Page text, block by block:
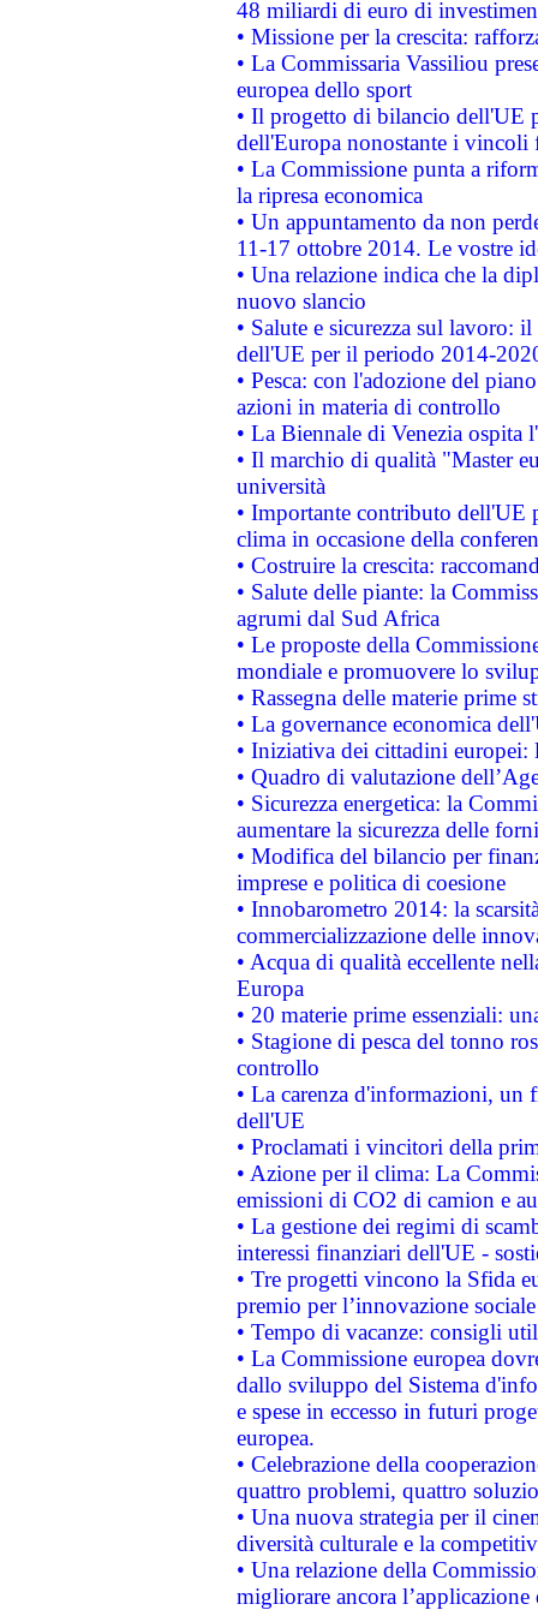
48 miliardi di euro di
• Missione per la crescita:
• La Commissaria Vassiliou
europea dello sport
• Il progetto di bilancio dell'UE
dell'Europa nonostante i vincoli
• La Commissione punta a
la ripresa economica
• Un appuntamento da non
11-17 ottobre 2014. Le vostre
• Una relazione indica che la
nuovo slancio
• Salute e sicurezza sul lavoro:
dell'UE per il periodo 2014-
• Pesca: con l'adozione del
azioni in materia di controllo
• La Biennale di Venezia ospita
• Il marchio di qualità "Master
università
• Importante contributo dell'UE
clima in occasione della
• Costruire la crescita:
• Salute delle piante: la
agrumi dal Sud Africa
• Le proposte della
mondiale e promuovere lo
• Rassegna delle materie prime
• La governance economica
• Iniziativa dei cittadini
• Quadro di valutazione
• Sicurezza energetica: la
aumentare la sicurezza delle
• Modifica del bilancio per
imprese e politica di coesione
• Innobarometro 2014: la
commercializzazione delle
• Acqua di qualità eccellente
Europa
• 20 materie prime essenziali:
• Stagione di pesca del tonno
controllo
• La carenza d'informazioni, un
dell'UE
• Proclamati i vincitori della
• Azione per il clima: La
emissioni di CO2 di camion e
• La gestione dei regimi di
interessi finanziari dell'UE -
• Tre progetti vincono la Sfida
premio per l’innovazione sociale
• Tempo di vacanze: consigli
• La Commissione europea
dallo sviluppo del Sistema
e spese in eccesso in futuri
europea.
• Celebrazione della
quattro problemi, quattro
• Una nuova strategia per il
diversità culturale e la
• Una relazione della
migliorare ancora